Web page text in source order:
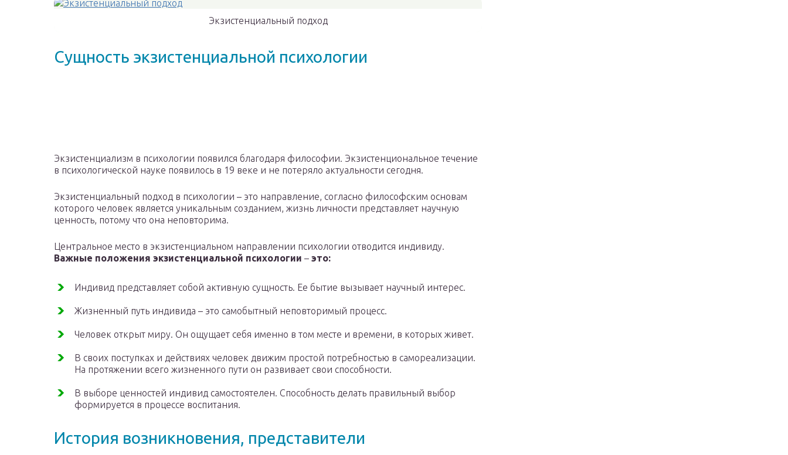
Экзистенциальный подход
Сущность экзистенциальной психологии
Экзистенциализм в психологии появился благодаря философии. Экзистенциональное течение
в психологической науке появилось в 19 веке и не потеряло актуальности сегодня.
Экзистенциальный подход в психологии – это направление, согласно философским основам
которого человек является уникальным созданием, жизнь личности представляет научную
ценность, потому что она неповторима.
Центральное место в экзистенциальном направлении психологии отводится индивиду.
Важные положения экзистенциальной психологии – это:
Индивид представляет собой активную сущность. Ее бытие вызывает научный интерес.
Жизненный путь индивида – это самобытный неповторимый процесс.
Человек открыт миру. Он ощущает себя именно в том месте и времени, в которых живет.
В своих поступках и действиях человек движим простой потребностью в самореализации.
На протяжении всего жизненного пути он развивает свои способности.
В выборе ценностей индивид самостоятелен. Способность делать правильный выбор
формируется в процессе воспитания.
История возникновения, представители